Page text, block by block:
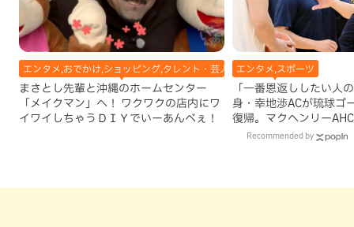
エンタメ,おでかけ,ショッピング,タレント・芸人,テレビ,地域,粟国村
まさとし先輩と沖縄のホームセンター
「メイクマン」へ！ ワクワクの店内にワ
イワイしちゃうＤＩＹでいーあんべぇ！
エンタメ,スポーツ
「一番恩返ししたい人
身・幸地渉ACが琉球ゴ
復帰。マクヘンリー
理由Recommended by